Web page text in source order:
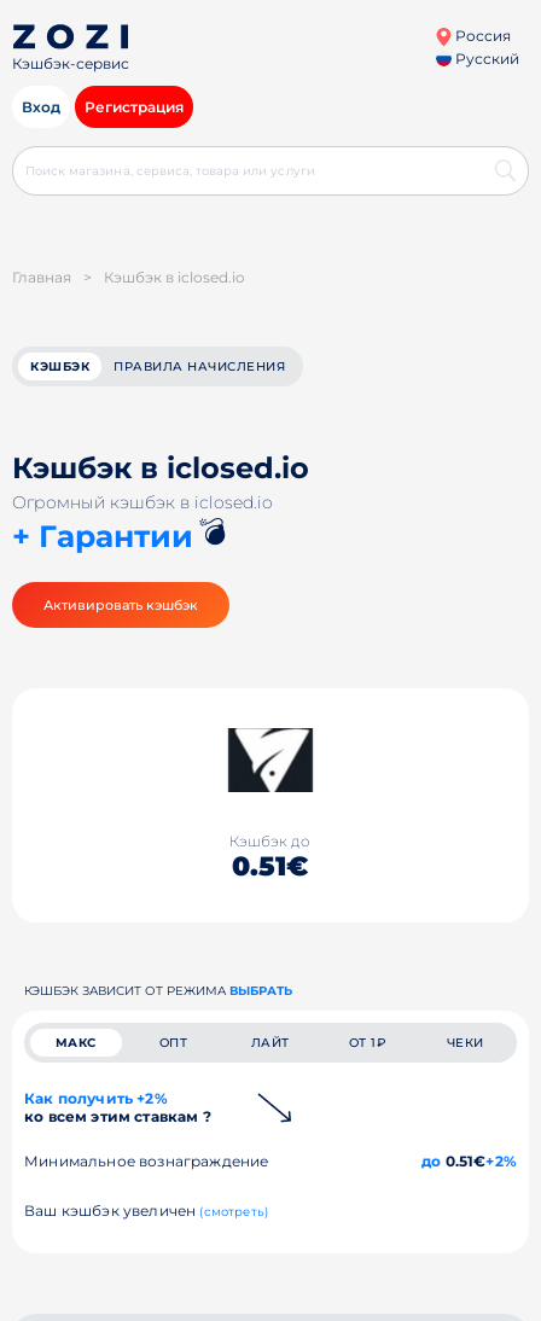
Кэшбэк-сервис
Россия
Русский
Вход Регистрация
Главная > Кэшбэк в iclosed.io
КЭШБЭК ПРАВИЛА НАЧИСЛЕНИЯ
Кэшбэк в iclosed.io
Огромный кэшбэк в iclosed.io
+ Гарантии 💣
Активировать кэшбэк
Кэшбэк до
0.51€
КЭШБЭК ЗАВИСИТ ОТ РЕЖИМА ВЫБРАТЬ
МАКС ОПТ ЛАЙТ ОТ 1₽ ЧЕКИ
Как получить +2%
ко всем этим ставкам ?
Минимальное вознаграждение до 0.51€+2%
Ваш кэшбэк увеличен (смотреть)